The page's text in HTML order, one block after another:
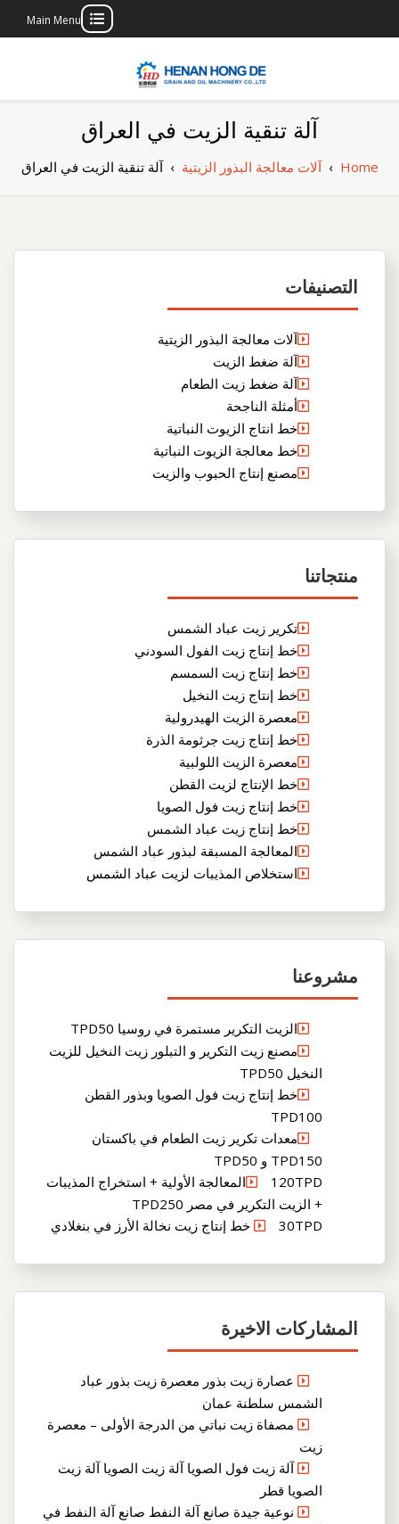
Main Menu
بناء مصنع إنتاج
الزيوت النباتية
الخاص بك
آلة تنقية الزيت في العراق
Home
›آلات معالجة البذور الزيتية ›آلة تنقية الزيت في العراق
التصنيفات
آلات معالجة البذور الزيتية
آلة ضغط الزيت
آلة ضغط زيت الطعام
أمثلة الناجحة
خط انتاج الزيوت النباتية
خط معالجة الزيوت النباتية
مصنع إنتاج الحبوب والزيت
منتجاتنا
تكرير زيت عباد الشمس
خط إنتاج زيت الفول السودني
خط إنتاج زيت السمسم
خط إنتاج زيت النخيل
معصرة الزيت الهيدرولية
خط إنتاج زيت جرثومة الذرة
معصرة الزيت اللولبية
خط الإنتاج لزيت القطن
خط إنتاج زيت فول الصويا
خط إنتاج زيت عباد الشمس
المعالجة المسبقة لبذور عباد الشمس
استخلاص المذيبات لزيت عباد الشمس
مشروعنا
الزيت التكرير مستمرة في روسيا TPD50
مصنع زيت التكرير و التبلور زيت النخيل للزيت
النخيل TPD50
خط إنتاج زيت فول الصويا وبذور القطن
TPD100
معدات تكرير زيت الطعام في باكستان
TPD150 و TPD50
120TPDالمعالجة الأولية + استخراج المذيبات
+ الزيت التكرير في مصر TPD250
30TPD خط إنتاج زيت نخالة الأرز في بنغلادي
المشاركات الاخيرة
عصارة زيت بذور معصرة زيت بذور عباد
الشمس سلطنة عمان
مصفاة زيت نباتي من الدرجة الأولى – معصرة
زيت
آلة زيت فول الصويا آلة زيت الصويا آلة زيت
الصويا قطر
نوعية جيدة صانع آلة النفط صانع آلة النفط في